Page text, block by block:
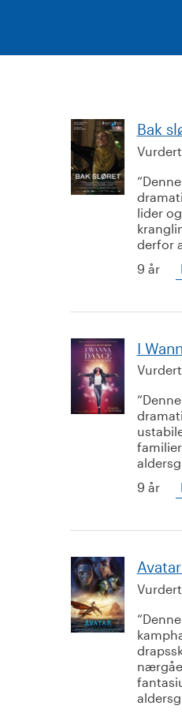
Bak
lider
derfor
9 år
I
9 år